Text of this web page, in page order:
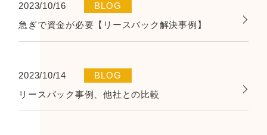
2023/10/16
BLOG
急ぎで資金が必要【リースバック解決事例】
2023/10/14
BLOG
リースバック事例、他社との比較